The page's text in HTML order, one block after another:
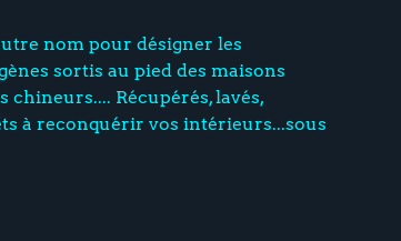
nom pour désigner les
sortis au pied des maisons
Récupérés, lavés,
à reconquérir vos intérieurs...sous